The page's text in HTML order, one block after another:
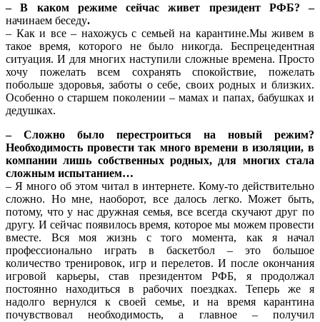
– В каком режиме сейчас живет президент РФБ? –
начинаем беседу.
– Как и все – нахожусь с семьей на карантине.Мы живем в
такое время, которого не было никогда. Беспрецедентная
ситуация. И для многих наступили сложные времена. Просто
хочу пожелать всем сохранять спокойствие, пожелать
побольше здоровья, заботы о себе, своих родных и близких.
Особенно о старшем поколении – мамах и папах, бабушках и
дедушках.
– Сложно было перестроиться на новый режим?
Необходимость провести так много времени в изоляции, в
компании лишь собственных родных, для многих стала
сложным испытанием…
– Я много об этом читал в интернете. Кому-то действительно
сложно. Но мне, наоборот, все далось легко. Может быть,
потому, что у нас дружная семья, все всегда скучают друг по
другу. И сейчас появилось время, которое мы можем провести
вместе. Вся моя жизнь с того момента, как я начал
профессионально играть в баскетбол – это большое
количество тренировок, игр и перелетов. И после окончания
игровой карьеры, став президентом РФБ, я продолжал
постоянно находиться в рабочих поездках. Теперь же я
надолго вернулся к своей семье, и на время карантина
почувствовал необходимость, а главное – получил